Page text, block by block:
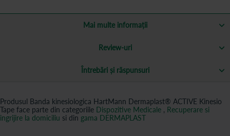
Mai multe informații
Review-uri
Întrebări și răspunsuri
Produsul Banda kinesiologica HartMann Dermaplast® ACTIVE Kinesio
Tape face parte din categoriile Dispozitive Medicale , Recuperare si
ingrijire la domiciliu si din gama DERMAPLAST